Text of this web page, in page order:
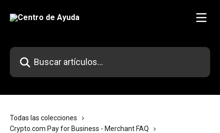
Buscar artículos...
Todas las colecciones
Crypto.com Pay for Business - Merchant FAQ